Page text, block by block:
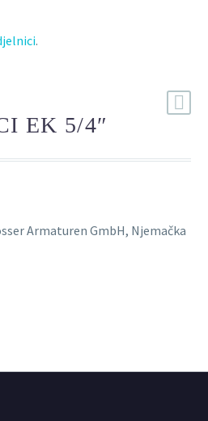
.
EK 5/4″
Armaturen GmbH, Njemačka